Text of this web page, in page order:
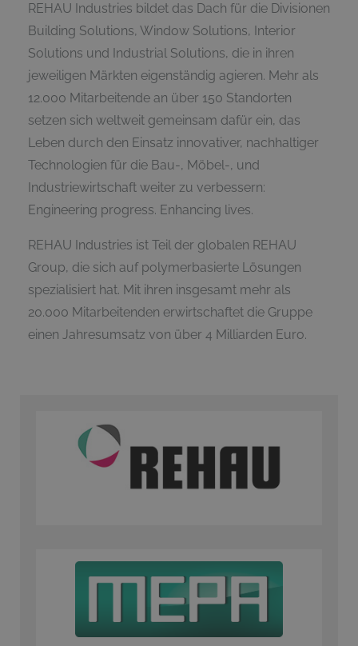
REHAU Industries bildet das Dach für die Divisionen
Building Solutions, Window Solutions, Interior
Solutions und Industrial Solutions, die in ihren
jeweiligen Märkten eigenständig agieren. Mehr als
12.000 Mitarbeitende an über 150 Standorten
setzen sich weltweit gemeinsam dafür ein, das
Leben durch den Einsatz innovativer, nachhaltiger
Technologien für die Bau-, Möbel-, und
Industriewirtschaft weiter zu verbessern:
Engineering progress. Enhancing lives.
REHAU Industries ist Teil der globalen REHAU
Group, die sich auf polymerbasierte Lösungen
spezialisiert hat. Mit ihren insgesamt mehr als
20.000 Mitarbeitenden erwirtschaftet die Gruppe
einen Jahresumsatz von über 4 Milliarden Euro.